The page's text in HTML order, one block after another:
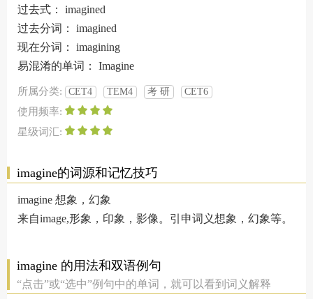
过去式： imagined
过去分词： imagined
现在分词： imagining
易混淆的单词： Imagine
所属分类: CET4 TEM4 考 研 CET6
使用频率:
星级词汇:
imagine的词源和记忆技巧
imagine 想象，幻象
来自image,形象，印象，影像。引申词义想象，幻象等。
imagine 的用法和双语例句
“点击”或“选中”例句中的单词，就可以看到词义解释